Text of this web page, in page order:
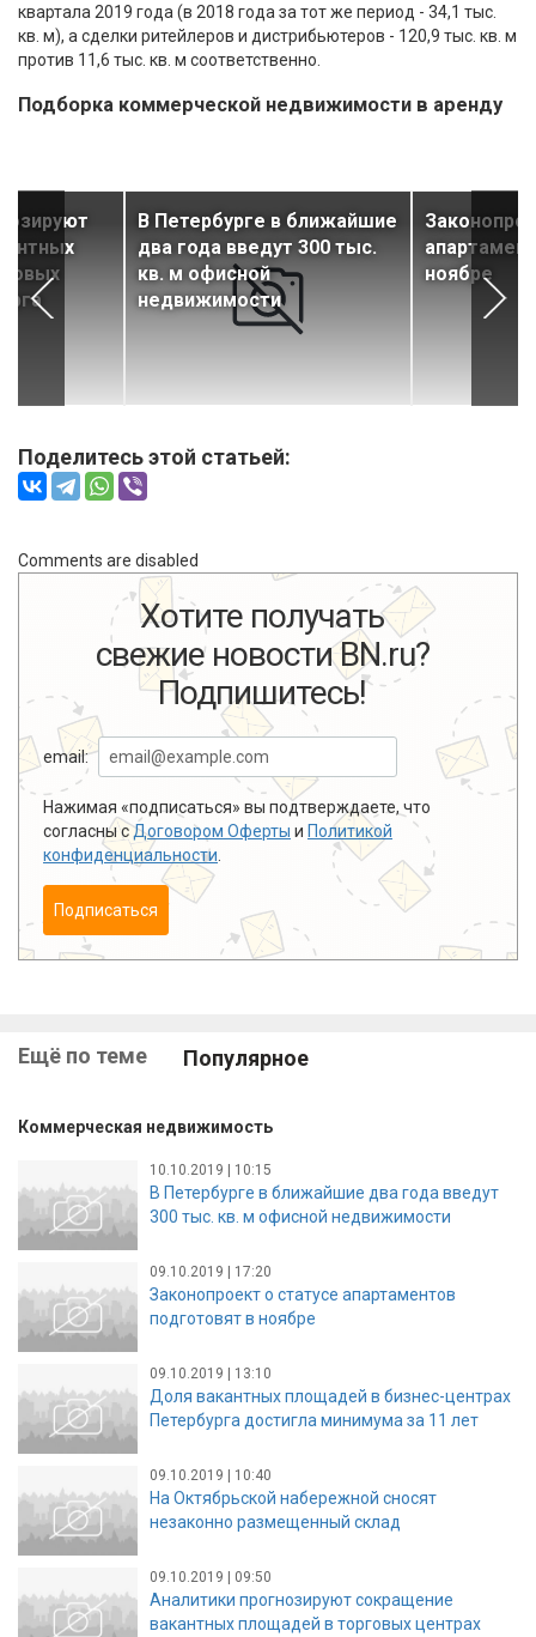
квартала 2019 года (в 2018 года за тот же период - 34,1 тыс.
кв. м), а сделки ритейлеров и дистрибьютеров - 120,9 тыс. кв. м
против 11,6 тыс. кв. м соответственно.
Подборка коммерческой недвижимости в аренду
В Петербурге в ближайшие
два года введут 300 тыс.
кв. м офисной
недвижимости
ноябре
Поделитесь этой статьей:
Comments are disabled
Хотите получать
свежие новости BN.ru?
Подпишитесь!
email:
Нажимая «подписаться» вы подтверждаете, что
согласны сДоговором Оферты и Политикой
конфиденциальности.
Подписаться
Ещё по теме Популярное
Коммерческая недвижимость
10.10.2019 | 10:15
В Петербурге в ближайшие два года введут
300 тыс. кв. м офисной недвижимости
09.10.2019 | 17:20
Законопроект о статусе апартаментов
подготовят в ноябре
09.10.2019 | 13:10
Доля вакантных площадей в бизнес-центрах
Петербурга достигла минимума за 11 лет
09.10.2019 | 10:40
На Октябрьской набережной сносят
незаконно размещенный склад
09.10.2019 | 09:50
Аналитики прогнозируют сокращение
вакантных площадей в торговых центрах